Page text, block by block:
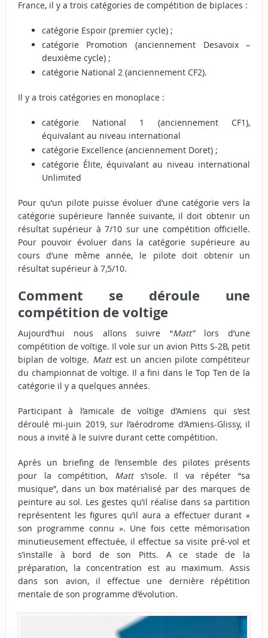
France, il y a trois catégories de compétition de biplaces :
catégorie Espoir (premier cycle) ;
catégorie Promotion (anciennement Desavoix –
deuxième cycle) ;
catégorie National 2 (anciennement CF2).
Il y a trois catégories en monoplace :
catégorie National 1 (anciennement CF1),
équivalant au niveau international
catégorie Excellence (anciennement Doret) ;
catégorie Élite, équivalant au niveau international
Unlimited
Pour qu’un pilote puisse évoluer d’une catégorie vers la
catégorie supérieure l’année suivante, il doit obtenir un
résultat supérieur à 7/10 sur une compétition officielle.
Pour pouvoir évoluer dans la catégorie supérieure au
cours d’une même année, le pilote doit obtenir un
résultat supérieur à 7,5/10.
Comment se déroule une
compétition de voltige
Aujourd’hui nous allons suivre “Matt” lors d’une
compétition de voltige. Il vole sur un avion Pitts S-2B, petit
biplan de voltige. Mattest un ancien pilote compétiteur
du championnat de voltige. Il a fini dans le Top Ten de la
catégorie il y a quelques années.
Participant à l’amicale de voltige d’Amiens qui s’est
déroulé mi-juin 2019, sur l’aérodrome d’Amiens-Glissy, il
nous a invité à le suivre durant cette compétition.
Après un briefing de l’ensemble des pilotes présents
pour la compétition, Matt s’isole. Il va répéter “sa
musique”, dans un box matérialisé par des marques de
peinture au sol. Les gestes qu’il réalise dans sa partition
représentent les figures qu’il aura a effectuer durant «
son programme connu ». Une fois cette mémorisation
minutieusement effectuée, il effectue sa visite pré-vol et
s’installe à bord de son Pitts. A ce stade de la
préparation, la concentration est au maximum. Assis
dans son avion, il effectue une dernière répétition
mentale de son programme d’évolution.